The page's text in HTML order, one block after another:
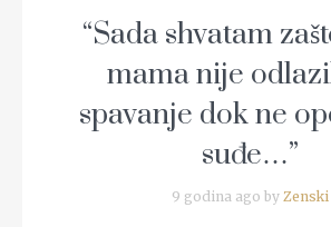
“Sada shvatam
mama nije
spavanje dok ne
suđe…”
9 godina ago by Zenski